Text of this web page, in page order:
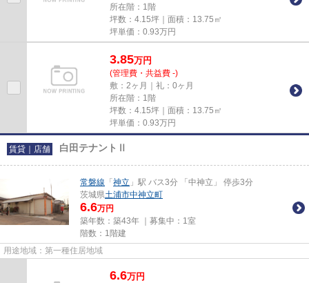
所在階：1階
坪数：4.15坪｜面積：13.75㎡
坪単価： 0.93万円
3.85万円
(管理費・共益費 -)
敷：2ヶ月｜礼：0ヶ月
所在階：1階
坪数：4.15坪｜面積：13.75㎡
坪単価： 0.93万円
賃貸｜店舗 白田テナントⅡ
常磐線 「 神立 」駅 バス3分 「中神立」 停歩3分
茨城県土浦市中神立町
6.6万円
築年数：築43年 ｜募集中： 1室
階数：1階建
用途地域：第一種住居地域
6.6万円